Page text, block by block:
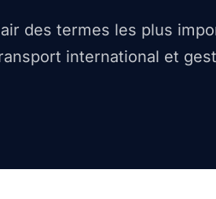
des termes les plus
international et